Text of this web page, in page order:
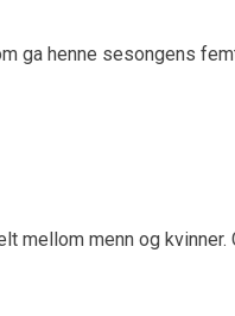
ga henne sesongens
menn og